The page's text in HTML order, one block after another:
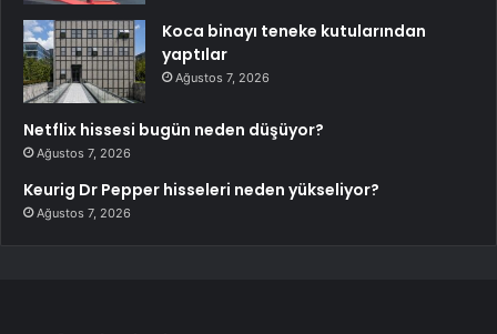
Koca binayı teneke kutularından
yaptılar
Ağustos 7, 2026
Netflix hissesi bugün neden düşüyor?
Ağustos 7, 2026
Keurig Dr Pepper hisseleri neden yükseliyor?
Ağustos 7, 2026